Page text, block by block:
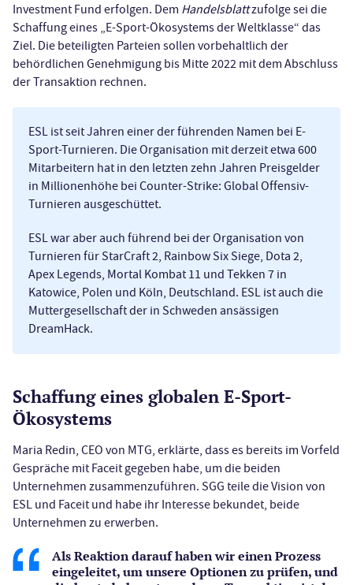
Investment Fund erfolgen. Dem Handelsblattzufolge sei die
Schaffung eines „E-Sport-Ökosystems der Weltklasse“ das
Ziel. Die beteiligten Parteien sollen vorbehaltlich der
behördlichen Genehmigung bis Mitte 2022 mit dem Abschluss
der Transaktion rechnen.
ESL ist seit Jahren einer der führenden Namen bei E-
Sport-Turnieren. Die Organisation mit derzeit etwa 600
Mitarbeitern hat in den letzten zehn Jahren Preisgelder
in Millionenhöhe bei Counter-Strike: Global Offensiv-
Turnieren ausgeschüttet.
ESL war aber auch führend bei der Organisation von
Turnieren für StarCraft 2, Rainbow Six Siege, Dota 2,
Apex Legends, Mortal Kombat 11 und Tekken 7 in
Katowice, Polen und Köln, Deutschland. ESL ist auch die
Muttergesellschaft der in Schweden ansässigen
DreamHack.
Schaffung eines globalen E-Sport-
Ökosystems
Maria Redin, CEO von MTG, erklärte, dass es bereits im Vorfeld
Gespräche mit Faceit gegeben habe, um die beiden
Unternehmen zusammenzuführen. SGG teile die Vision von
ESL und Faceit und habe ihr Interesse bekundet, beide
Unternehmen zu erwerben.
Als Reaktion darauf haben wir einen Prozess
eingeleitet, um unsere Optionen zu prüfen, und